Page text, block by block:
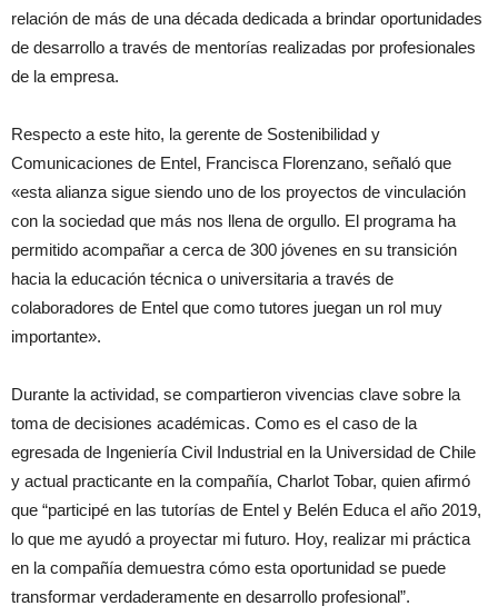
relación de más de una década dedicada a brindar oportunidades
de desarrollo a través de mentorías realizadas por profesionales
de la empresa.
Respecto a este hito, la gerente de Sostenibilidad y
Comunicaciones de Entel, Francisca Florenzano, señaló que
«esta alianza sigue siendo uno de los proyectos de vinculación
con la sociedad que más nos llena de orgullo. El programa ha
permitido acompañar a cerca de 300 jóvenes en su transición
hacia la educación técnica o universitaria a través de
colaboradores de Entel que como tutores juegan un rol muy
importante».
Durante la actividad, se compartieron vivencias clave sobre la
toma de decisiones académicas. Como es el caso de la
egresada de Ingeniería Civil Industrial en la Universidad de Chile
y actual practicante en la compañía, Charlot Tobar, quien afirmó
que “participé en las tutorías de Entel y Belén Educa el año 2019,
lo que me ayudó a proyectar mi futuro. Hoy, realizar mi práctica
en la compañía demuestra cómo esta oportunidad se puede
transformar verdaderamente en desarrollo profesional”.